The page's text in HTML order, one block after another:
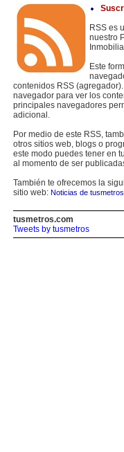
RSS es
nuestro
Este
contenidos RSS
navegador para ver los
principales navegadores
adicional.
Por medio de este RSS,
otros sitios web, blogs o
este modo puedes tener en
al momento de ser
También te ofrecemos la
sitio web: Noticias de
tusmetros.com
Tweets by tusmetros